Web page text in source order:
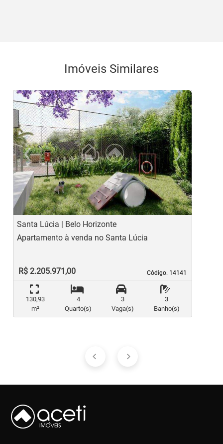
Imóveis Similares
‹
Previous
›
Santa Lúcia | Belo Horizonte
Código. 14141
Código. 14141
Apartamento à venda no Santa Lúcia
R$ 2.205.971,00
130,93
m²
4
Quarto(s)
3
Vaga(s)
3
Banho(s)